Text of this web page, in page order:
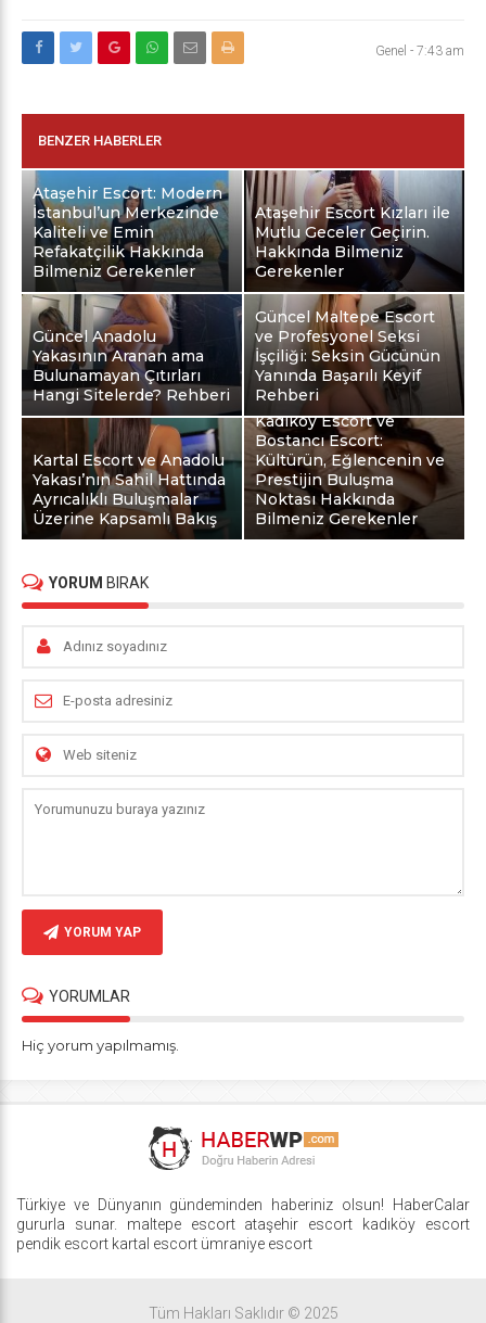
Genel - 7:43 am
BENZER HABERLER
Ataşehir Escort: Modern
İstanbul’un Merkezinde
Kaliteli ve Emin
Refakatçilik Hakkında
Bilmeniz Gerekenler
Ataşehir Escort Kızları ile
Mutlu Geceler Geçirin.
Hakkında Bilmeniz
Gerekenler
Güncel Anadolu
Yakasının Aranan ama
Bulunamayan Çıtırları
Hangi Sitelerde? Rehberi
Güncel Maltepe Escort
ve Profesyonel Seksi
İşçiliği: Seksin Gücünün
Yanında Başarılı Keyif
Rehberi
Kartal Escort ve Anadolu
Yakası’nın Sahil Hattında
Ayrıcalıklı Buluşmalar
Üzerine Kapsamlı Bakış
Kadıköy Escort ve
Bostancı Escort:
Kültürün, Eğlencenin ve
Prestijin Buluşma
Noktası Hakkında
Bilmeniz Gerekenler
YORUM BIRAK
YORUM YAP
YORUMLAR
Hiç yorum yapılmamış.
Türkiye ve Dünyanın gündeminden haberiniz olsun! HaberCalar
gururla sunar. maltepe escort ataşehir escort
kadıköy escort
pendik escort kartal escort ümraniye escort
Tüm Hakları Saklıdır © 2025